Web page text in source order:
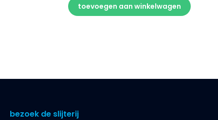
toevoegen aan winkelwagen
bezoek de slijterij